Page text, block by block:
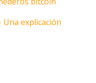
explicación